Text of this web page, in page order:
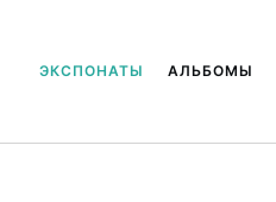
ЭКСПОНАТЫ АЛЬБОМЫ